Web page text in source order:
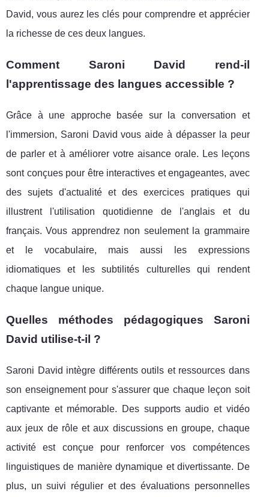
David, vous aurez les clés pour comprendre et apprécier
la richesse de ces deux langues.
Comment Saroni David rend-il
l'apprentissage des langues accessible ?
Grâce à une approche basée sur la conversation et
l'immersion, Saroni David vous aide à dépasser la peur
de parler et à améliorer votre aisance orale. Les leçons
sont conçues pour être interactives et engageantes, avec
des sujets d'actualité et des exercices pratiques qui
illustrent l'utilisation quotidienne de l'anglais et du
français. Vous apprendrez non seulement la grammaire
et le vocabulaire, mais aussi les expressions
idiomatiques et les subtilités culturelles qui rendent
chaque langue unique.
Quelles méthodes pédagogiques Saroni
David utilise-t-il ?
Saroni David intègre différents outils et ressources dans
son enseignement pour s'assurer que chaque leçon soit
captivante et mémorable. Des supports audio et vidéo
aux jeux de rôle et aux discussions en groupe, chaque
activité est conçue pour renforcer vos compétences
linguistiques de manière dynamique et divertissante. De
plus, un suivi régulier et des évaluations personnelles